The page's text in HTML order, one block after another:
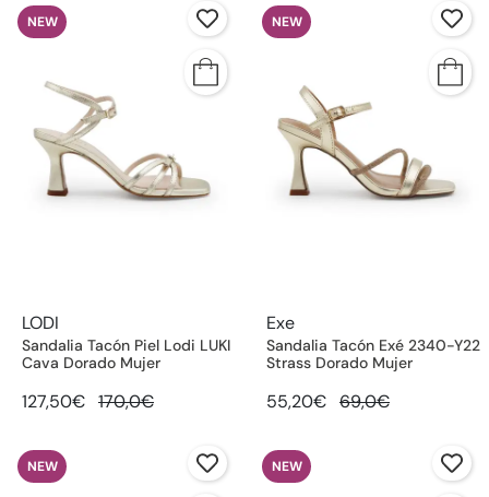
NEW
LODI
Sandalia Tacón Piel Lodi LUKI
Cava Dorado Mujer
127,50€ 170,0€
NEW
Exe
Sandalia Tacón Exé 2340-Y22
Strass Dorado Mujer
55,20€ 69,0€
NEW NEW